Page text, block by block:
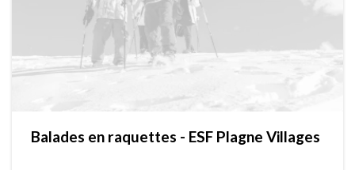
Balades en raquettes - ESF Plagne Villages